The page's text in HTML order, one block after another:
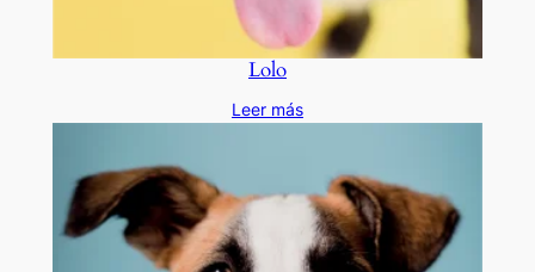
Lolo
Leer más